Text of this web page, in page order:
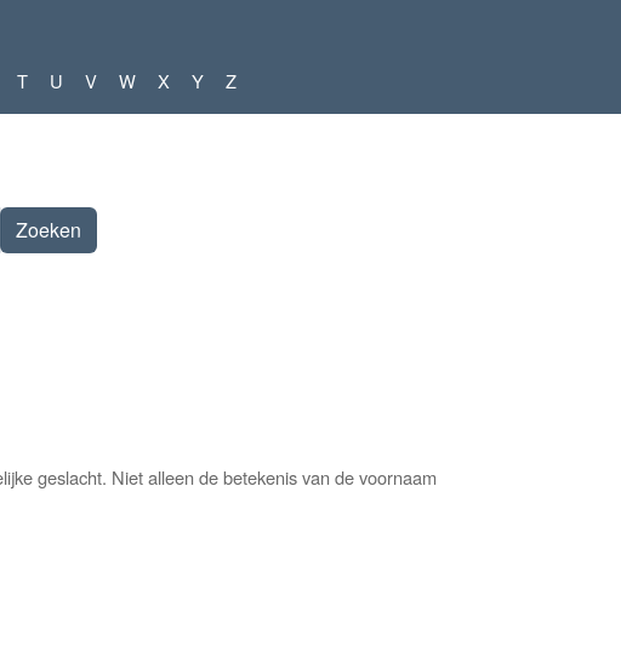
T U V W X Y Z
geslacht. Niet alleen de betekenis van de voornaam